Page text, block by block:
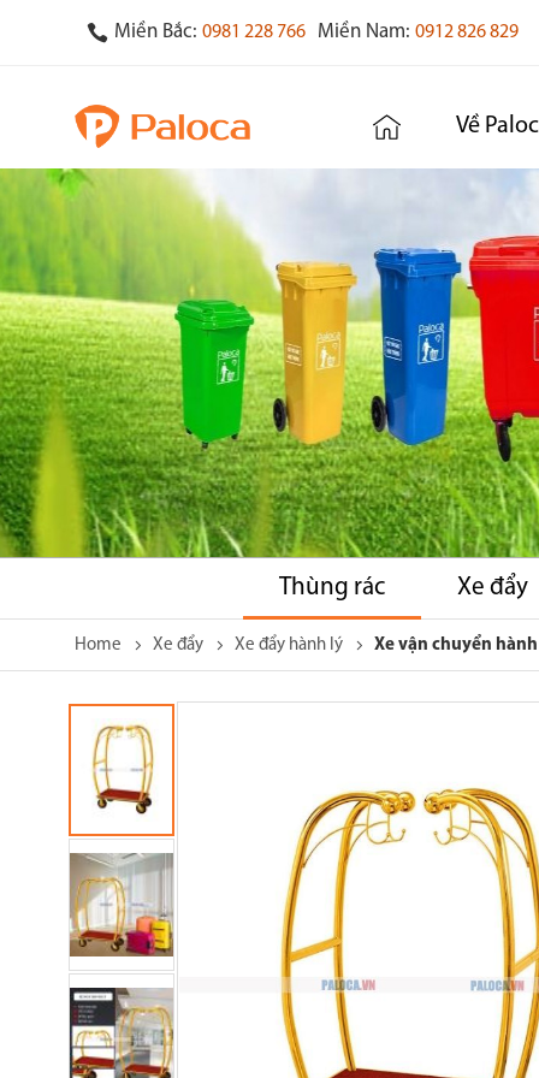
Miền Bắc: 0981 228 766 Miền Nam: 0912 826 829
Về
Thùng rác Xe đẩy
Home Xe đẩy Xe đẩy hành lý Xe vận chuyển
the
end
the
images
gallery